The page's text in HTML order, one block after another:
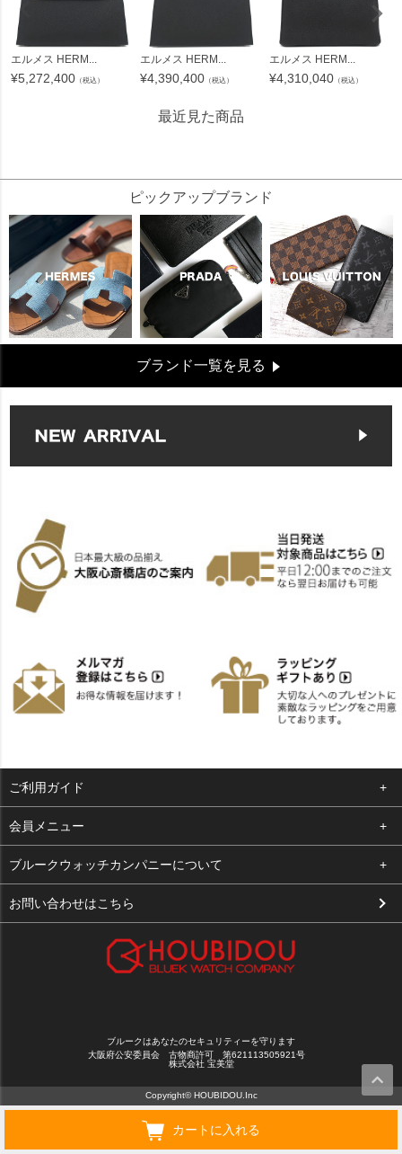
カートに入れる
エルメス HERM...
¥5,272,400 （税込）
エルメス HERM...
¥4,390,400 （税込）
エルメス HERM...
¥4,310,040 （税込）
最近見た商品
ピックアップブランド
ブランド一覧を見る
ご利用ガイド
よくある質問
支払い・送料
お客様の声
会員メニュー
ログイン
お気に入り
ブルークウォッチカンパニーについて
会社概要
お問い合わせはこちら
ブルークはあなたのセキュリティーを守ります
大阪府公安委員会 古物商許可 第621113505921号
株式会社 宝美堂
Copyright© HOUBIDOU.Inc